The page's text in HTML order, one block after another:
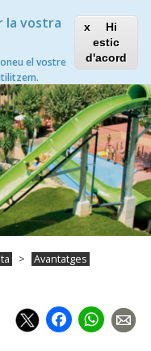
la vostra
el vostre
Hi
estic
d'acord
Avantatges